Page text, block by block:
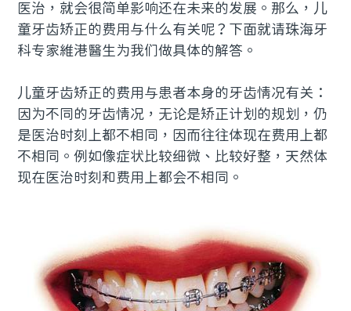
医治，就会很简单影响还在未来的发展。那么，儿
童牙齿矫正的费用与什么有关呢？下面就请珠海牙
科专家維港醫生为我们做具体的解答。
儿童牙齿矫正的费用与患者本身的牙齿情况有关：
因为不同的牙齿情况，无论是矫正计划的规划，仍
是医治时刻上都不相同，因而往往体现在费用上都
不相同。例如像症状比较细微、比较好整，天然体
现在医治时刻和费用上都会不相同。